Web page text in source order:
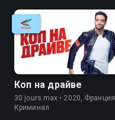
Коп на драйве
30 jours max • 2020, Франция,
Криминал